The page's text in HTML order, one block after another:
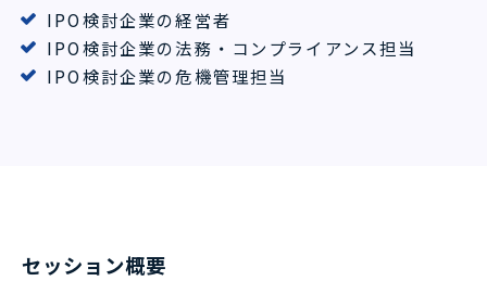
IPO検討企業の経営者
IPO検討企業の法務・コンプライアンス担当
IPO検討企業の危機管理担当
セッション概要